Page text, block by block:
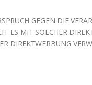
GEGEN DIE
ES MIT SOLCHER
DIREKTWERBUNG